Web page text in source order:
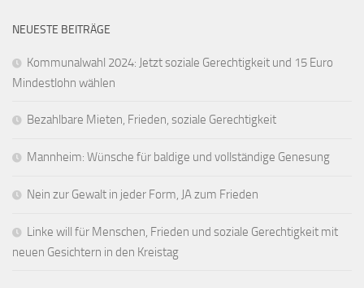
NEUESTE BEITRÄGE
Kommunalwahl 2024: Jetzt soziale Gerechtigkeit und 15 Euro
Mindestlohn wählen
Bezahlbare Mieten, Frieden, soziale Gerechtigkeit
Mannheim: Wünsche für baldige und vollständige Genesung
Nein zur Gewalt in jeder Form, JA zum Frieden
Linke will für Menschen, Frieden und soziale Gerechtigkeit mit
neuen Gesichtern in den Kreistag